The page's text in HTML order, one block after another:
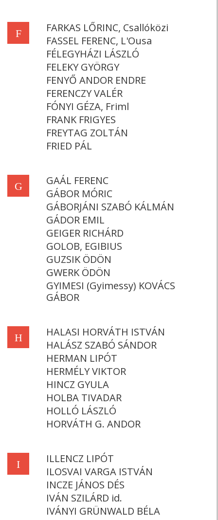
F
FARKAS LŐRINC, Csallóközi
FASSEL FERENC, L'Ousa
FÉLEGYHÁZI LÁSZLÓ
FELEKY GYÖRGY
FENYŐ ANDOR ENDRE
FERENCZY VALÉR
FÓNYI GÉZA, Friml
FRANK FRIGYES
FREYTAG ZOLTÁN
FRIED PÁL
G
GAÁL FERENC
GÁBOR MÓRIC
GÁBORJÁNI SZABÓ KÁLMÁN
GÁDOR EMIL
GEIGER RICHÁRD
GOLOB, EGIBIUS
GUZSIK ÖDÖN
GWERK ÖDÖN
GYIMESI (Gyimessy) KOVÁCS
GÁBOR
H
HALASI HORVÁTH ISTVÁN
HALÁSZ SZABÓ SÁNDOR
HERMAN LIPÓT
HERMÉLY VIKTOR
HINCZ GYULA
HOLBA TIVADAR
HOLLÓ LÁSZLÓ
HORVÁTH G. ANDOR
I
ILLENCZ LIPÓT
ILOSVAI VARGA ISTVÁN
INCZE JÁNOS DÉS
IVÁN SZILÁRD id.
IVÁNYI GRÜNWALD BÉLA